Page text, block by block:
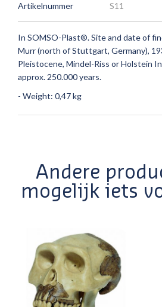
Artikelnummer S11
In SOMSO-Plast®. Site and date of
Murr (north of Stuttgart, Germany),
Pleistocene, Mindel-Riss or Holstein
approx. 250.000 years.
- Weight: 0,47 kg
Andere
mogelijk iets